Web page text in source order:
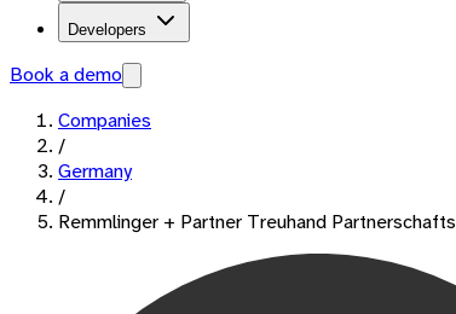
Developers
Book a demo
Companies
/
Germany
/
Remmlinger + Partner Treuhand